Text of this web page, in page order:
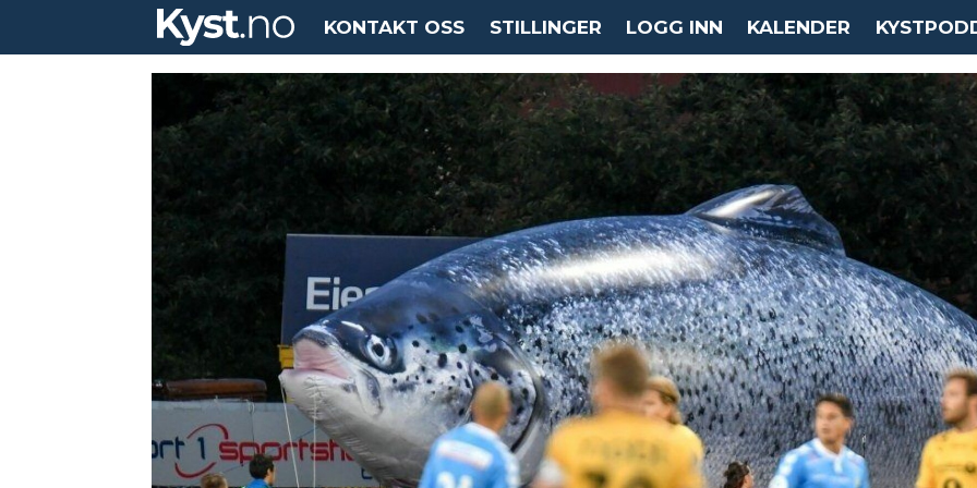
KONTAKT OSS STILLINGER LOGG INN KALENDER